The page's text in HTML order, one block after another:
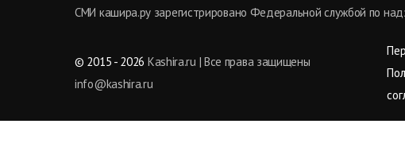
СМИ кашира.ру зарегистрировано Федеральной службой по
© 2015 - 2026 Kashira.ru | Все права защищены
info@kashira.ru